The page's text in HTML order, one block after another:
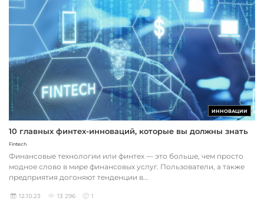
ИННОВАЦИИ
10 главных финтех-инноваций, которые вы должны знать
Fintech
Финансовые технологии или финтех — это больше, чем просто
модное слово в мире финансовых услуг. Пользователи, а также
предприятия догоняют тенденции в...
12.10.23 13 296 1